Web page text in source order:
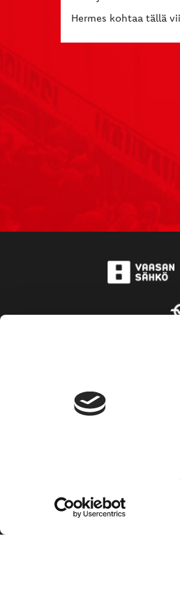
Hermes kohtaa tällä
Hockey-Team Vaasan